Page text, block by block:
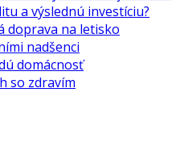
a výslednú investíciu?
doprava na letisko
nadšenci
domácnosť
so zdravím